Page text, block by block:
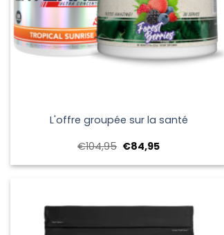
L'offre groupée sur la santé
€104,95 Le
initial
€84,95Le
actuel